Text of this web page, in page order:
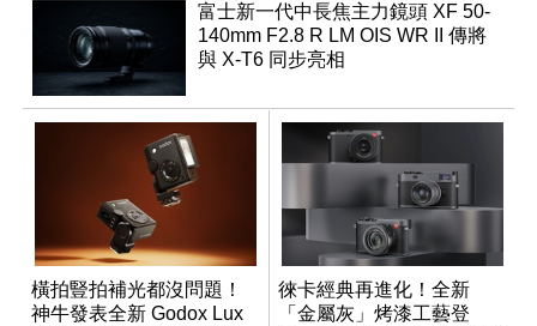
富士新一代中長焦主力鏡頭 XF 50-
140mm F2.8 R LM OIS WR II 傳將
與 X-T6 同步亮相
橫拍豎拍補光都沒問題！
神牛發表全新 Godox Lux
徠卡經典再進化！全新
「金屬灰」烤漆工藝登